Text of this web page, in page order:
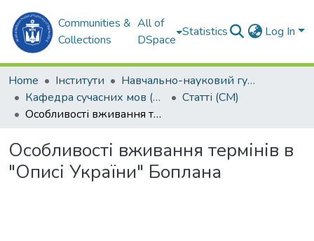
Communities &
Collections
All of
DSpace
Statistics Log In
Home Інститути
Навчально-науковий гуманітарний інститут (ННГІ)
Кафедра сучасних мов (СМ)
Статті (СМ)
Особливості вживання термінів в "Описі України" Боплана
Особливості вживання термінів в
"Описі України" Боплана